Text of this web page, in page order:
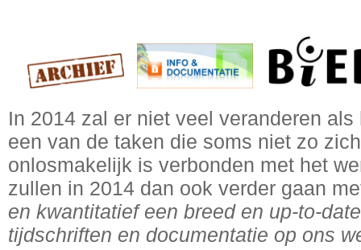
In 2014 zal er niet veel veranderen
een van de taken die soms niet zo
onlosmakelijk is verbonden met het
zullen in 2014 dan ook verder gaan
en kwantitatief een breed en up-to-
tijdschriften en documentatie op ons